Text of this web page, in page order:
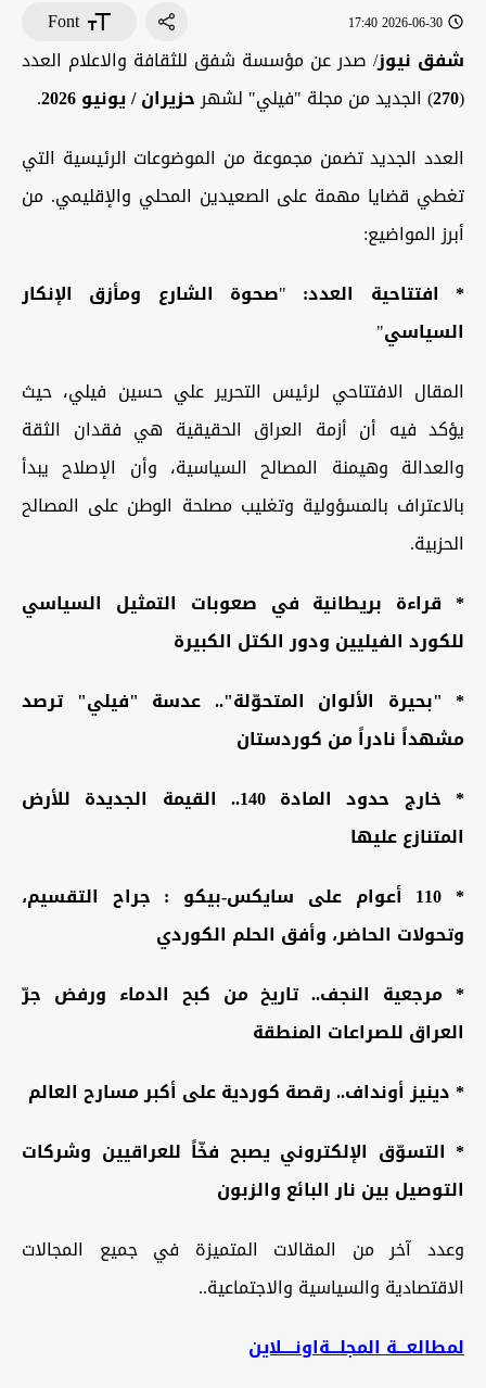
2026-06-30 17:40
Font
شفق نيوز/ صدر عن مؤسسة شفق للثقافة والاعلام العدد
(
270) الجديد من مجلة "فيلي" لشهرحزيران/يونيو2026
.
العدد الجديد تضمن مجموعة من الموضوعات الرئيسية التي
تغطي قضايا مهمة على الصعيدين المحلي والإقليمي. من
أبرز المواضيع:
* افتتاحية العدد:
"صحوة الشارع ومأزق الإنكار
السياسي"
المقال الافتتاحي لرئيس التحرير علي حسين فيلي، حيث
يؤكد فيه أن أزمة العراق الحقيقية هي فقدان الثقة
والعدالة وهيمنة المصالح السياسية، وأن الإصلاح يبدأ
بالاعتراف بالمسؤولية وتغليب مصلحة الوطن على المصالح
الحزبية.
* قراءة بريطانية في صعوبات التمثيل السياسي
للكورد الفيليين ودور الكتل الكبيرة
* "بحيرة الألوان المتحوّلة".. عدسة "فيلي" ترصد
مشهداً نادراً من كوردستان
* خارج حدود المادة 140.. القيمة الجديدة للأرض
المتنازع عليها
* 110 أعوام على سايكس-بيكو : جراح التقسيم،
وتحولات الحاضر، وأفق الحلم الكوردي
* مرجعية النجف.. تاريخ من كبح الدماء ورفض جرّ
العراق للصراعات المنطقة
* دينيز أونداف.. رقصة كوردية على أكبر مسارح العالم
* التسوّق الإلكتروني يصبح فخّاً للعراقيين وشركات
التوصيل بين نار البائع والزبون
وعدد آخر من المقالات المتميزة في جميع المجالات
الاقتصادية والسياسية والاجتماعية..
لمطالعـــة المجلـــةاونــــلاين